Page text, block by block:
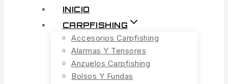
INICIO
CARPFISHING
Accesorios Carpfishing
Alarmas Y Tensores
Anzuelos Carpfishing
Bolsos Y Fundas